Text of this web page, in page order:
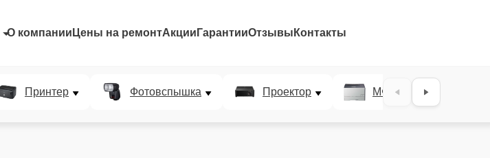
О компании Цены на ремонтАкции ГарантииОтзывы Контакты
Принтер Фотовспышка Проектор МФУ